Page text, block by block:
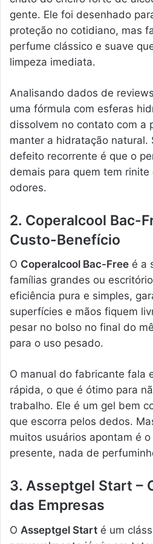
gente. Ele foi desenhado
proteção no cotidiano, mas
perfume clássico e suave
limpeza imediata.
Analisando dados de
uma fórmula com esferas
dissolvem no contato com a
manter a hidratação natural.
defeito recorrente é que o
demais para quem tem
odores.
2. Coperalcool Bac-
Custo-Benefício
O Coperalcool Bac-Free é a
famílias grandes ou
eficiência pura e simples,
superfícies e mãos fiquem
pesar no bolso no final do
para o uso pesado.
O manual do fabricante fala
rápida, o que é ótimo para
trabalho. Ele é um gel bem
que escorra pelos dedos.
muitos usuários apontam é
presente, nada de
3. Asseptgel Start –
das Empresas
O Asseptgel Start é um